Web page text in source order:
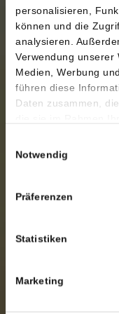
personalisieren,
können und die
analysieren.
Verwendung
Medien, Werbung
führen diese
Daten zusammen,
Sie unsere Webseite
Notwendig
Präferenzen
Statistiken
Marketing
Auszug
JTL
Ihren